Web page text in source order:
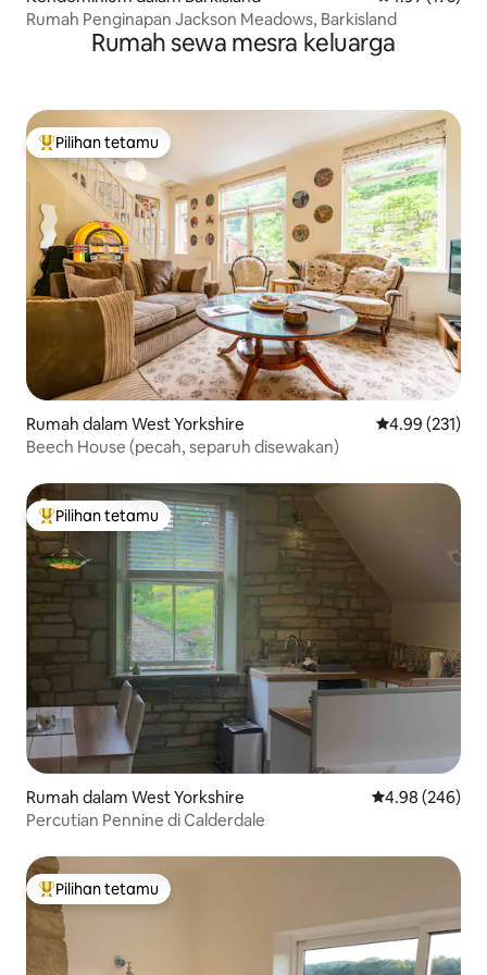
Rumah Penginapan Jackson Meadows, Barkisland
Rumah sewa mesra keluarga
Pilihan utama tetamu
Pilihan tetamu
Rumah dalam West Yorkshire Penarafan
4.99 (231)
Beech House (pecah, separuh disewakan)
Pilihan utama tetamu
Pilihan tetamu
Rumah dalam West Yorkshire Penarafan
4.98 (246)
Percutian Pennine di Calderdale
Pilihan utama tetamu
Pilihan tetamu